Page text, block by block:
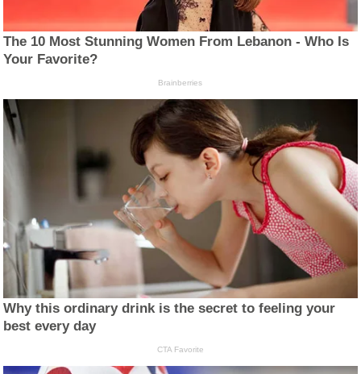
The 10 Most Stunning Women From Lebanon - Who Is
Your Favorite?
Brainberries
Why this ordinary drink is the secret to feeling your
best every day
CTA Favorite